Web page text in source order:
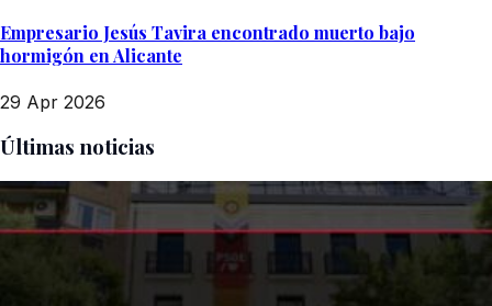
Empresario Jesús Tavira encontrado muerto bajo
hormigón en Alicante
29 Apr 2026
Últimas noticias